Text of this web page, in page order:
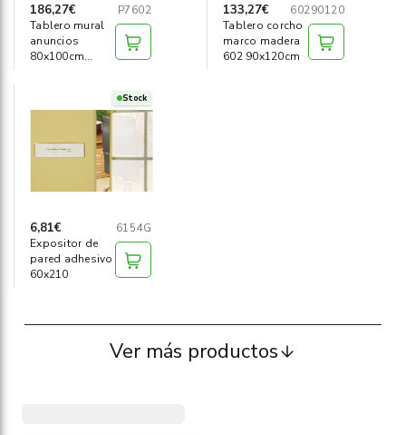
186,27€
P7602
Tablero mural
anuncios
80x100cm
133,27€
60290120
Tablero corcho
marco madera
602 90x120cm
Stock
6,81€
6154G
Expositor de
pared adhesivo
60x210
Ver más productos